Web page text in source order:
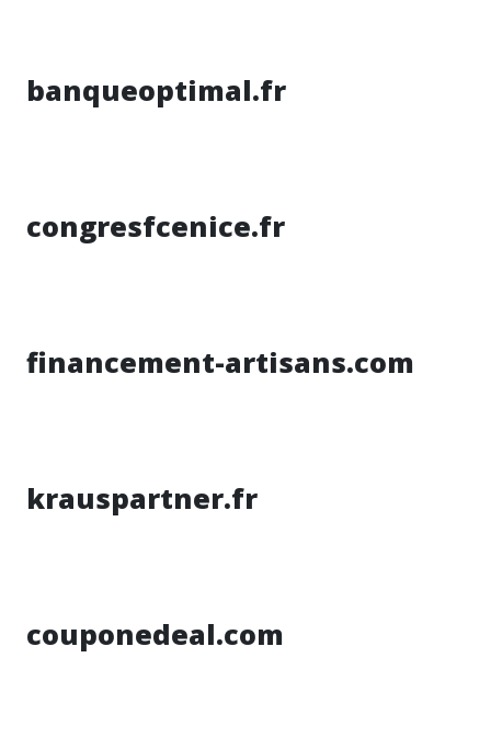
banqueoptimal.fr
congresfcenice.fr
financement-artisans.com
krauspartner.fr
couponedeal.com